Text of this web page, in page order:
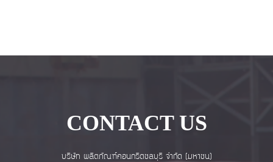
CONTACT US
บริษัท ผลิตภัณฑ์คอนกรีตชลบุรี จำกัด (มหาชน)